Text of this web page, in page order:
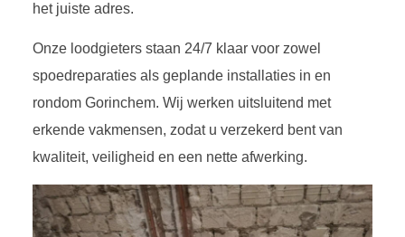
het juiste adres.
Onze loodgieters staan 24/7 klaar voor zowel
spoedreparaties als geplande installaties in en
rondom Gorinchem. Wij werken uitsluitend met
erkende vakmensen, zodat u verzekerd bent van
kwaliteit, veiligheid en een nette afwerking.